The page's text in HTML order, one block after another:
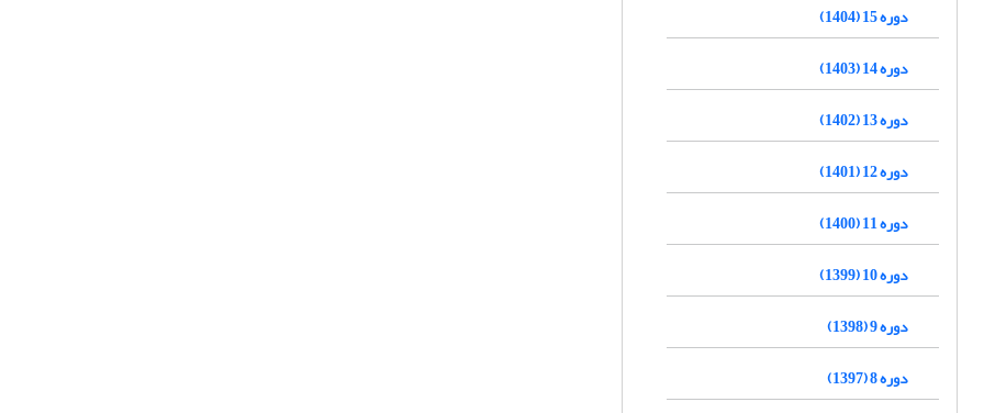
دوره 15 (1404)
دوره 14 (1403)
دوره 13 (1402)
دوره 12 (1401)
دوره 11 (1400)
دوره 10 (1399)
دوره 9 (1398)
دوره 8 (1397)